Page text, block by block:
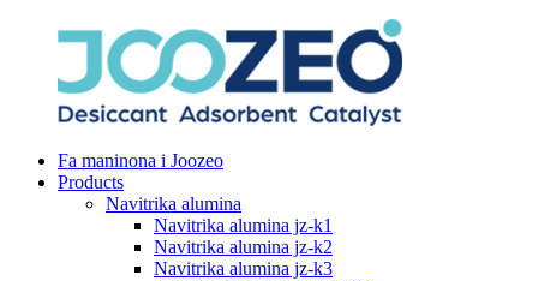
Fa maninona i Joozeo
Products
Navitrika alumina
Navitrika alumina jz-k1
Navitrika alumina jz-k2
Navitrika alumina jz-k3